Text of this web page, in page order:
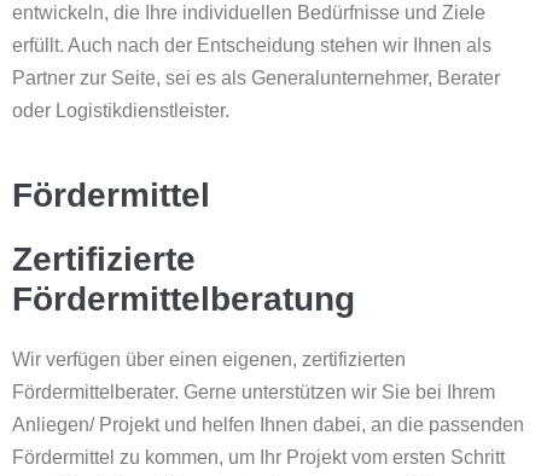
entwickeln, die Ihre individuellen Bedürfnisse und Ziele
erfüllt. Auch nach der Entscheidung stehen wir Ihnen als
Partner zur Seite, sei es als Generalunternehmer, Berater
oder Logistikdienstleister.
Fördermittel
Zertifizierte
Fördermittelberatung
Wir verfügen über einen eigenen, zertifizierten
Fördermittelberater. Gerne unterstützen wir Sie bei Ihrem
Anliegen/ Projekt und helfen Ihnen dabei, an die passenden
Fördermittel zu kommen, um Ihr Projekt vom ersten Schritt